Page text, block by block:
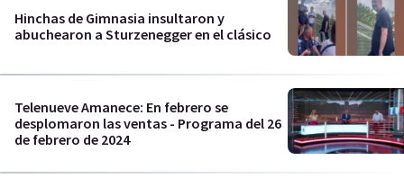
Hinchas de Gimnasia insultaron y
abuchearon a Sturzenegger en el clásico
Telenueve Amanece: En febrero se
desplomaron las ventas - Programa del 26
de febrero de 2024